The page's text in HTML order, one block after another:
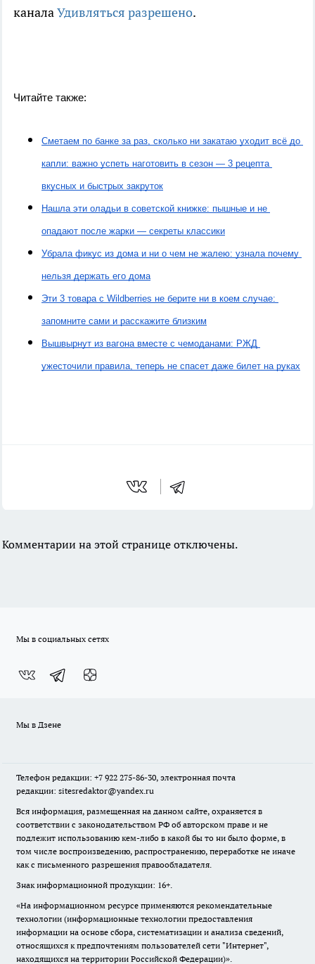
каналаУдивляться разрешено.
Читайте также:
Сметаем по банке за раз, сколько ни закатаю уходит всё до
капли: важно успеть наготовить в сезон — 3 рецепта
вкусных и быстрых закруток
Нашла эти оладьи в советской книжке: пышные и не
опадают после жарки — секреты классики
Убрала фикус из дома и ни о чем не жалею: узнала почему
нельзя держать его дома
Эти 3 товара с Wildberries не берите ни в коем случае:
запомните сами и расскажите близким
Вышвырнут из вагона вместе с чемоданами: РЖД
ужесточили правила, теперь не спасет даже билет на руках
Комментарии на этой странице отключены.
Мы в социальных сетях
Мы в Дзене
Телефон редакции: +7 922 275-86-30, электронная почта
редакции: sitesredaktor@yandex.ru
Вся информация, размещенная на данном сайте, охраняется в
соответствии с законодательством РФ об авторском праве и не
подлежит использованию кем-либо в какой бы то ни было форме, в
том числе воспроизведению, распространению, переработке не иначе
как с письменного разрешения правообладателя.
Знак информационной продукции: 16+.
«На информационном ресурсе применяются рекомендательные
технологии (информационные технологии предоставления
информации на основе сбора, систематизации и анализа сведений,
относящихся к предпочтениям пользователей сети "Интернет",
находящихся на территории Российской Федерации)».